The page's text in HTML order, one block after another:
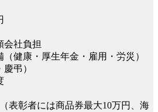
会社負担
健康・厚生年金・雇用・労災）
弔）
表彰者には商品券最大10万円、海